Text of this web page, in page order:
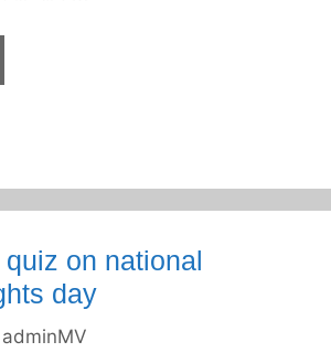
on national
day
adminMV